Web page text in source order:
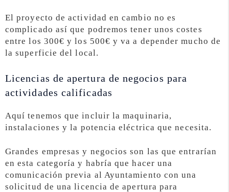
El proyecto de actividad en cambio no es
complicado así que podremos tener unos costes
entre los 300€ y los 500€ y va a depender mucho de
la superficie del local.
Licencias de apertura de negocios para
actividades calificadas
Aquí tenemos que incluir la maquinaria,
instalaciones y la potencia eléctrica que necesita.
Grandes empresas y negocios son las que entrarían
en esta categoría y habría que hacer una
comunicación previa al Ayuntamiento con una
solicitud de una licencia de apertura para